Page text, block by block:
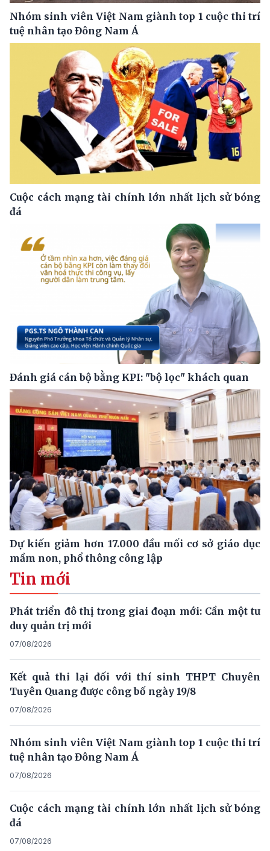
Nhóm sinh viên Việt Nam giành top 1 cuộc thi trí
tuệ nhân tạo Đông Nam Á
Cuộc cách mạng tài chính lớn nhất lịch sử bóng
đá
Đánh giá cán bộ bằng KPI: "bộ lọc" khách quan
Dự kiến giảm hơn 17.000 đầu mối cơ sở giáo dục
mầm non, phổ thông công lập
Tin mới
Phát triển đô thị trong giai đoạn mới: Cần một tư
duy quản trị mới
07/08/2026
Kết quả thi lại đối với thí sinh THPT Chuyên
Tuyên Quang được công bố ngày 19/8
07/08/2026
Nhóm sinh viên Việt Nam giành top 1 cuộc thi trí
tuệ nhân tạo Đông Nam Á
07/08/2026
Cuộc cách mạng tài chính lớn nhất lịch sử bóng
đá
07/08/2026